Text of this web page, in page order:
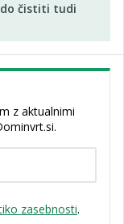
čistiti tudi
z aktualnimi
zasebnosti.